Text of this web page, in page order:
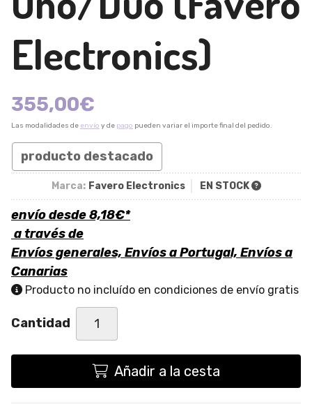
Electronics)
355,00€
Las modalidades de envío y de pago pueden variar el importe final del pedido.
producto destacado
Marca: Favero Electronics EN STOCK
envío desde8,18€*
a través de
Envíos generales, Envíos a Portugal, Envíos a
Canarias
Producto no incluído en condiciones de envío gratis
Cantidad
Añadir a la cesta